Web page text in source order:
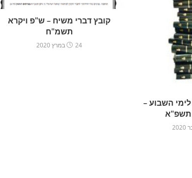
קובץ דברי משיח – ש"פ ויקרא
תשמ"ח
24 במרץ 2020
השבוע –
תשפ"א